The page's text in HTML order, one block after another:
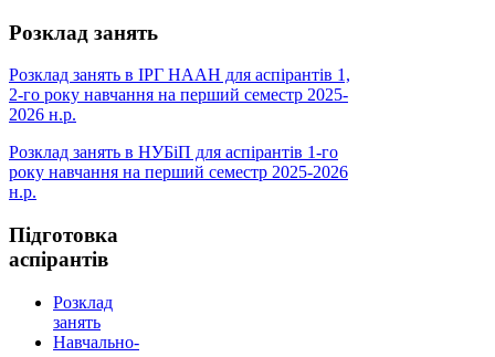
Розклад занять
Розклад занять в ІРГ НААН для аспірантів 1,
2-го року навчання на перший семестр 2025-
2026 н.р.
Розклад занять в НУБіП для аспірантів 1-го
року навчання на перший семестр 2025-2026
н.р.
Підготовка
аспірантів
Розклад
занять
Навчально-